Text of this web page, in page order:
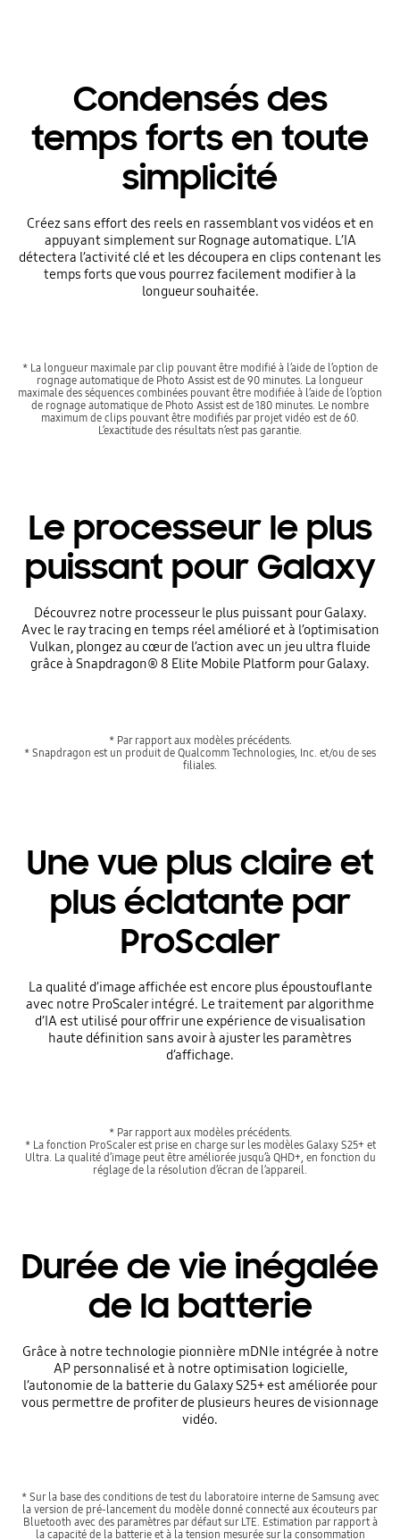
Condensés des
temps forts en toute
simplicité
Créez sans effort des reels en rassemblant vos vidéos et en
appuyant simplement sur Rognage automatique. L’IA
détectera l’activité clé et les découpera en clips contenant les
temps forts que vous pourrez facilement modifier à la
longueur souhaitée.
* La longueur maximale par clip pouvant être modifié à l’aide de l’option de
rognage automatique de Photo Assist est de 90 minutes. La longueur
maximale des séquences combinées pouvant être modifiée à l’aide de l’option
de rognage automatique de Photo Assist est de 180 minutes. Le nombre
maximum de clips pouvant être modifiés par projet vidéo est de 60.
L’exactitude des résultats n’est pas garantie.
Le processeur le plus
puissant pour Galaxy
Découvrez notre processeur le plus puissant pour Galaxy.
Avec le ray tracing en temps réel amélioré et à l’optimisation
Vulkan, plongez au cœur de l’action avec un jeu ultra fluide
grâce à Snapdragon® 8 Elite Mobile Platform pour Galaxy.
* Par rapport aux modèles précédents.
* Snapdragon est un produit de Qualcomm Technologies, Inc. et/ou de ses
filiales.
Une vue plus claire et
plus éclatante par
ProScaler
La qualité d’image affichée est encore plus époustouflante
avec notre ProScaler intégré. Le traitement par algorithme
d’IA est utilisé pour offrir une expérience de visualisation
haute définition sans avoir à ajuster les paramètres
d’affichage.
* Par rapport aux modèles précédents.
* La fonction ProScaler est prise en charge sur les modèles Galaxy S25+ et
Ultra. La qualité d’image peut être améliorée jusqu’à QHD+, en fonction du
réglage de la résolution d’écran de l’appareil.
Durée de vie inégalée
de la batterie
Grâce à notre technologie pionnière mDNIe intégrée à notre
AP personnalisé et à notre optimisation logicielle,
l’autonomie de la batterie du Galaxy S25+ est améliorée pour
vous permettre de profiter de plusieurs heures de visionnage
vidéo.
* Sur la base des conditions de test du laboratoire interne de Samsung avec
la version de pré-lancement du modèle donné connecté aux écouteurs par
Bluetooth avec des paramètres par défaut sur LTE. Estimation par rapport à
la capacité de la batterie et à la tension mesurée sur la consommation